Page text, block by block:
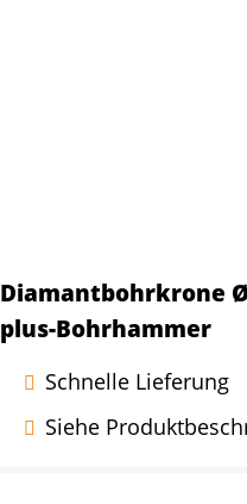
Diamantbohrkrone
plus-Bohrhammer
Schnelle Lieferung
Siehe